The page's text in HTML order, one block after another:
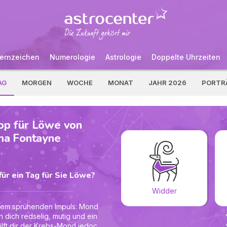
Numerologie Astrologie Doppelte Uhrzeiten
MORGEN WOCHE MONAT JAHR 2026
für Löwe von
Fontayne
ein Tag für Sie Löwe?
sprühenden Impuls: Mond
dich redselig, mutig und ein
Widder